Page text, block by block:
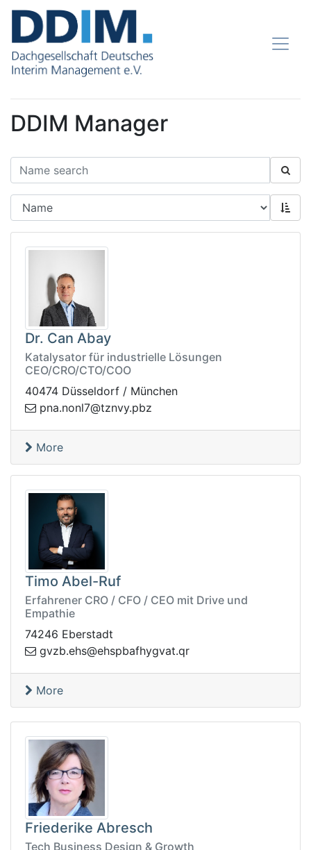
DDIM Manager
Dr. Can Abay
Katalysator für industrielle Lösungen
CEO/CRO/CTO/COO
40474 Düsseldorf / München
zbp.
yvnzt@7lnon.anp
More
Timo Abel-Ruf
Erfahrener CRO / CFO / CEO mit Drive und
Empathie
74246 Eberstadt
rq.ta
vgyhfabpshe@she.bzvg
More
Friederike Abresch
Tech Business Design & Growth